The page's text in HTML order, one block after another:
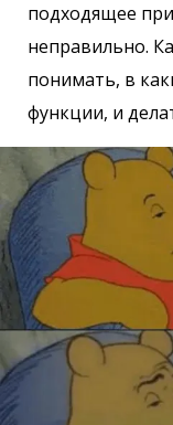
подходящее
неправильно.
понимать, в
функции, и